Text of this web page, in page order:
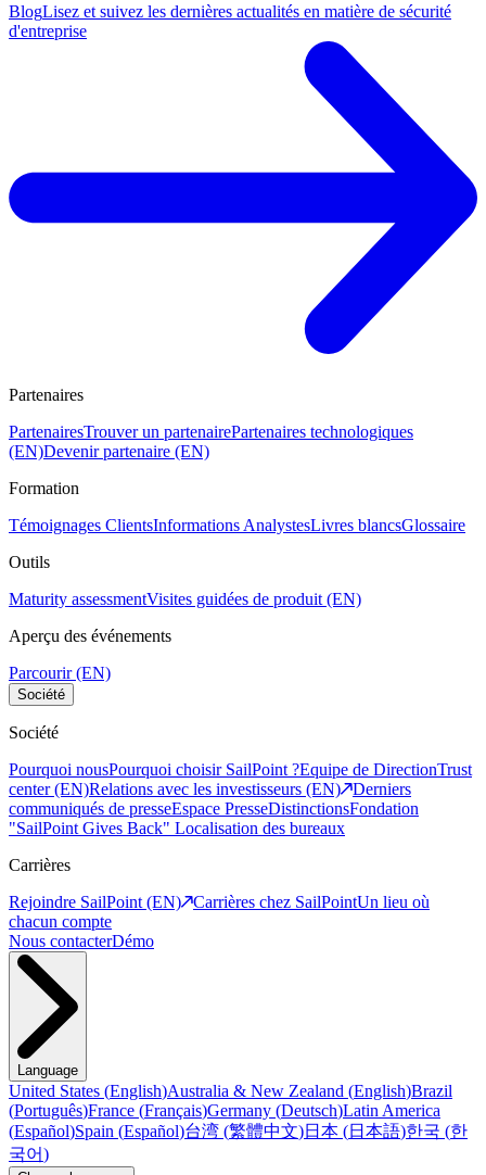
BlogLisez et suivez les dernières actualités en matière de sécurité
d'entreprise
Partenaires
PartenairesTrouver un partenairePartenaires technologiques
(EN)Devenir partenaire (EN)
Formation
Témoignages ClientsInformations AnalystesLivres blancsGlossaire
Outils
Maturity assessmentVisites guidées de produit (EN)
Aperçu des événements
Parcourir (EN)
Société
Société
Pourquoi nousPourquoi choisir SailPoint ?Equipe de DirectionTrust
center (EN)Relations avec les investisseurs (EN)
Derniers
communiqués de presseEspace PresseDistinctionsFondation
"SailPoint Gives Back" Localisation des bureaux
Carrières
Rejoindre SailPoint (EN)
Carrières chez SailPointUn lieu où
chacun compte
Nous contacterDémo
Language
United States (English)Australia & New Zealand (English)Brazil
(Português)France (Français)Germany (Deutsch)Latin America
(Español)Spain (Español)台湾 (繁體中文)日本 (日本語)한국 (한
국어)